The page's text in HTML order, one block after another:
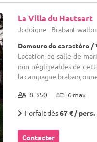
La Villa du Hautsart
Jodoigne - Brabant
Demeure de caractère /
Location de salle de
non négligeables de
la campagne
8-350 6 max
Forfait dès67 € / pers.
Contacter